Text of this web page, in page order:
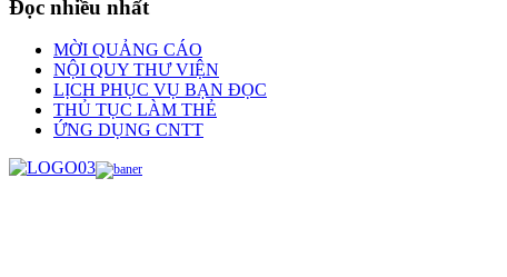
Đọc nhiều nhất
MỜI QUẢNG CÁO
NỘI QUY THƯ VIỆN
LỊCH PHỤC VỤ BẠN ĐỌC
THỦ TỤC LÀM THẺ
ỨNG DỤNG CNTT